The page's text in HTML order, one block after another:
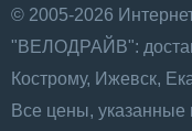
© 2005-2026
"ВЕЛОДРАЙВ":
Кострому, Ижевск,
Все цены, указанные